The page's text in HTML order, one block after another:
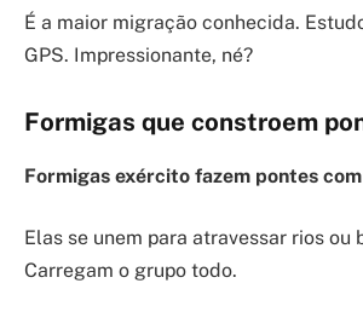
É a maior migração conhecida.
GPS. Impressionante, né?
Formigas que constroem
Formigas exército fazem pontes
Elas se unem para atravessar rios ou
Carregam o grupo todo.